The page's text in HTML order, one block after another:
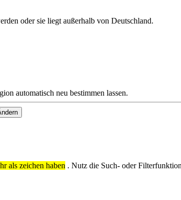
oder sie liegt außerhalb von Deutschland.
automatisch neu bestimmen lassen.
als zeichen haben . Nutz die Such- oder